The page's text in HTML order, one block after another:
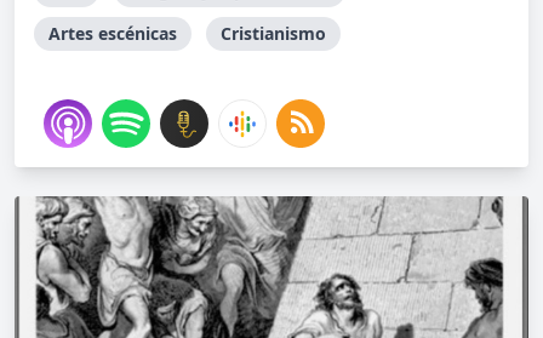
Artes escénicas
Cristianismo